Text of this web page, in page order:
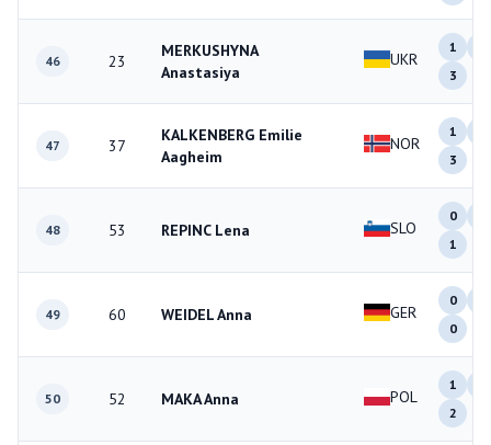
46 23
MERKUSHYNA
Anastasiya
UKR
1
3
47 37
KALKENBERG Emilie
Aagheim
NOR
1
3
48 53 REPINC Lena SLO
0
1
49 60 WEIDEL Anna GER
0
0
50 52 MAKA Anna POL
1
2